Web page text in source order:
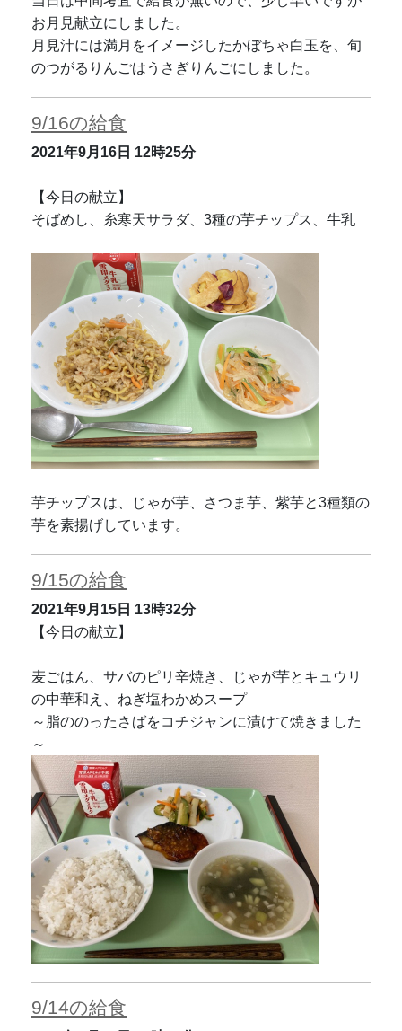
お月見献立にしました。
月見汁には満月をイメージしたかぼちゃ白玉を、旬
のつがるりんごはうさぎりんごにしました。
9/16の給食
2021年9月16日 12時25分
【今日の献立】
そばめし、糸寒天サラダ、3種の芋チップス、牛乳
芋チップスは、じゃが芋、さつま芋、紫芋と3種類の
芋を素揚げしています。
9/15の給食
2021年9月15日 13時32分
【今日の献立】
麦ごはん、サバのピリ辛焼き、じゃが芋とキュウリ
の中華和え、ねぎ塩わかめスープ
～脂ののったさばをコチジャンに漬けて焼きました
～
9/14の給食